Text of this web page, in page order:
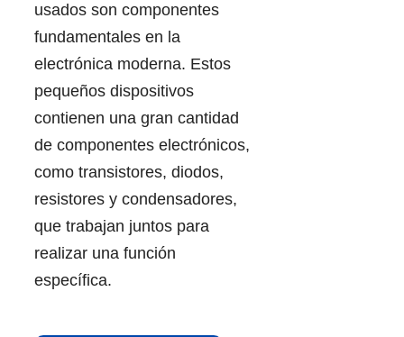
usados son componentes
fundamentales en la
electrónica moderna. Estos
pequeños dispositivos
contienen una gran cantidad
de componentes electrónicos,
como transistores, diodos,
resistores y condensadores,
que trabajan juntos para
realizar una función
específica.